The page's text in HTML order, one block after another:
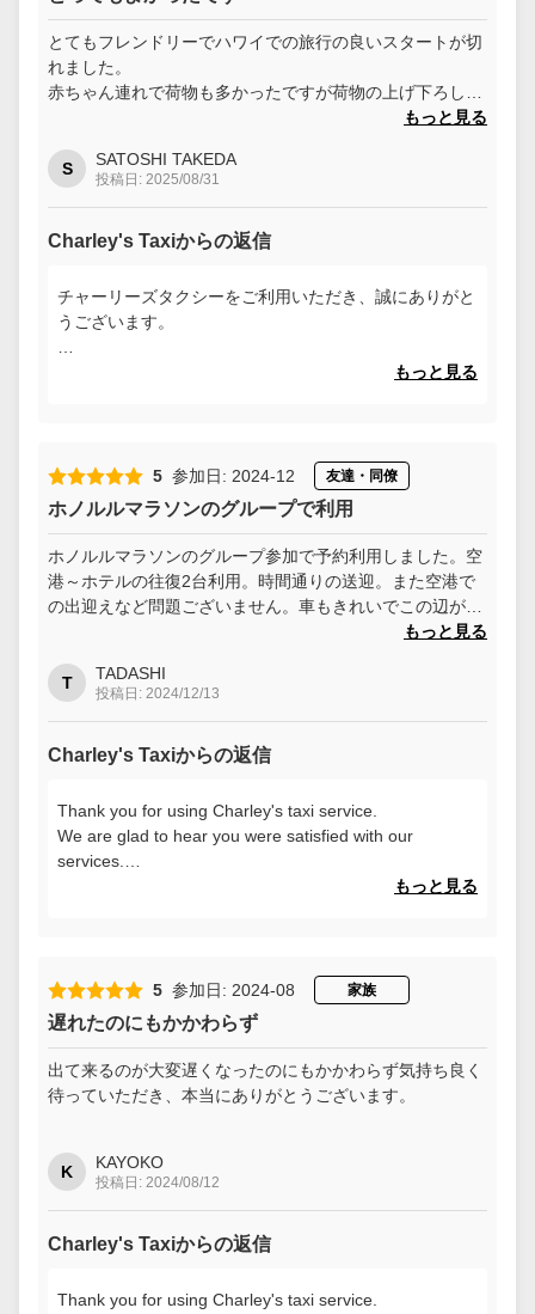
とてもフレンドリーでハワイでの旅行の良いスタートが切
れました。
赤ちゃん連れで荷物も多かったですが荷物の上げ下ろしも
もっと見る
S SATOSHI TAKEDA
投稿日: 2025/08/31
Charley's Taxiからの返信
チャーリーズタクシーをご利用いただき、誠にありがと
うございます。
サービスにご満足いただけたとのこと、大変嬉しく思い
もっと見る
5 参加日: 2024-12 友達・同僚
ホノルルマラソンのグループで利用
ホノルルマラソンのグループ参加で予約利用しました。空
港～ホテルの往復2台利用。時間通りの送迎。また空港で
の出迎えなど問題ございません。車もきれいでこの辺がウ
ーバーとの違いでしょうね。また利用させていただきま
もっと見る
T TADASHI
投稿日: 2024/12/13
Charley's Taxiからの返信
Thank you for using Charley's taxi service.
We are glad to hear you were satisfied with our
services.
もっと見る
5 参加日: 2024-08 家族
遅れたのにもかかわらず
出て来るのが大変遅くなったのにもかかわらず気持ち良く
待っていただき、本当にありがとうございます。
K KAYOKO
投稿日: 2024/08/12
Charley's Taxiからの返信
Thank you for using Charley's taxi service.